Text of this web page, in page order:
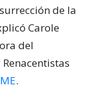
de la
Carole
del
.